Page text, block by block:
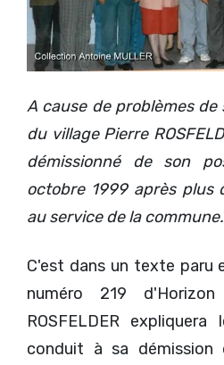
A cause de problèmes de
du village Pierre
démissionné de son
octobre 1999 après plus
au service de la commune.
C'est dans un texte paru
numéro 219
ROSFELDER
conduit à sa